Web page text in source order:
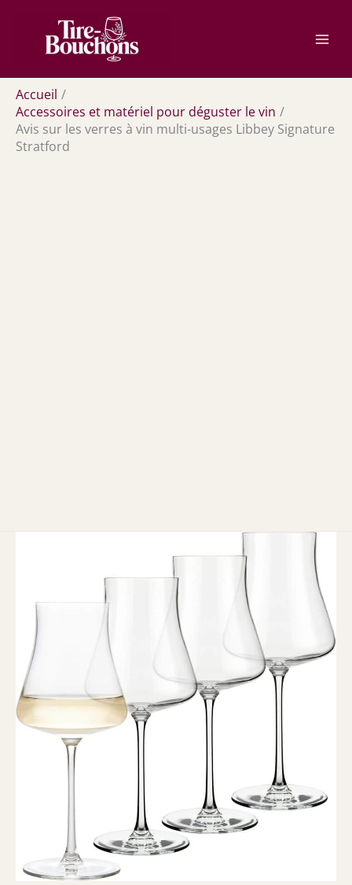
contenu
Accueil
Accessoires et matériel pour déguster le vin
Avis sur les verres à vin multi-usages Libbey Signature
Stratford